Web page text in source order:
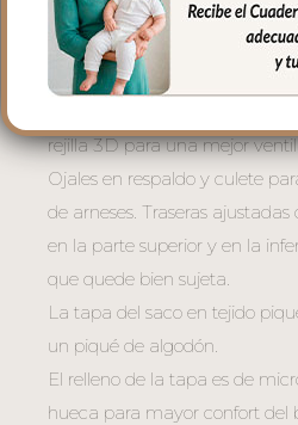
en piqué de algodón o en pelo
Con un relleno de micro fibra
mayor confort del bebé y muy
rejilla 3D para una mejor
Ojales en respaldo y culete
de arneses. Traseras
en la parte superior y en la
que quede bien sujeta.
La tapa del saco en tejido
un piqué de algodón.
El relleno de la tapa es de
hueca para mayor confort del